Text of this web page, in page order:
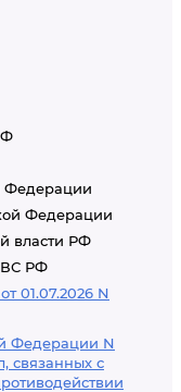
Федерации
Федерации
власти РФ
ВС РФ
01.07.2026 N
Федерации N
связанных с